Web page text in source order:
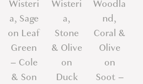
Wisteri
a, Sage
on Leaf
Green
– Cole
& Son
Wisteri
a,
Stone
& Olive
on
Duck
Woodla
nd,
Coral &
Olive
on
Soot –